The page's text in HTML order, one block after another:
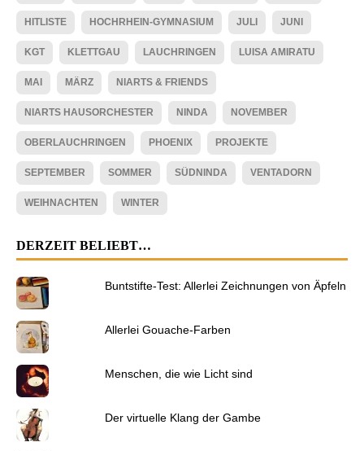
HITLISTE HOCHRHEIN-GYMNASIUM JULI JUNI
KGT KLETTGAU LAUCHRINGEN LUISA AMIRATU
MAI MÄRZ NIARTS & FRIENDS
NIARTS HAUSORCHESTER NINDA NOVEMBER
OBERLAUCHRINGEN PHOENIX PROJEKTE
SEPTEMBER SOMMER SÜDNINDA VENTADORN
WEIHNACHTEN WINTER
DERZEIT BELIEBT…
Buntstifte-Test: Allerlei Zeichnungen von Äpfeln
Allerlei Gouache-Farben
Menschen, die wie Licht sind
Der virtuelle Klang der Gambe